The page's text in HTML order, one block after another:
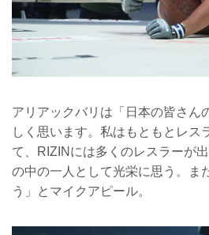
アリアックバリは「日本の皆さん
しく思います。私はもともとレス
て、RIZINには多くのレスラーが
の中の一人として光栄に思う。ま
う」とマイクアピール。